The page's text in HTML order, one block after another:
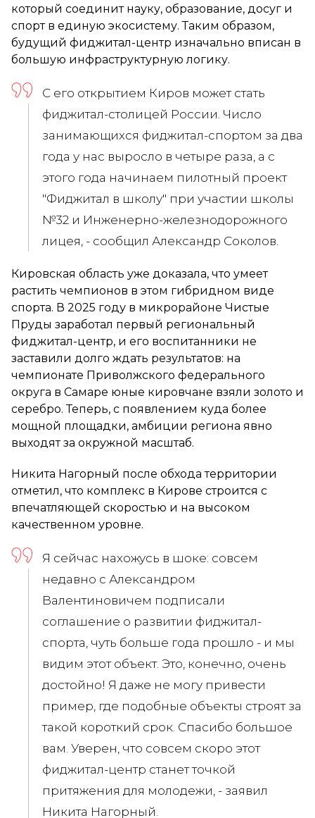
который соединит науку, образование, досуг и
спорт в единую экосистему. Таким образом,
будущий фиджитал-центр изначально вписан в
большую инфраструктурную логику.
С его открытием Киров может стать
фиджитал-столицей России. Число
занимающихся фиджитал-спортом за два
года у нас выросло в четыре раза, а с
этого года начинаем пилотный проект
"Фиджитал в школу" при участии школы
№32 и Инженерно-железнодорожного
лицея, - сообщил Александр Соколов.
Кировская область уже доказала, что умеет
растить чемпионов в этом гибридном виде
спорта. В 2025 году в микрорайоне Чистые
Пруды заработал первый региональный
фиджитал-центр, и его воспитанники не
заставили долго ждать результатов: на
чемпионате Приволжского федерального
округа в Самаре юные кировчане взяли золото и
серебро. Теперь, с появлением куда более
мощной площадки, амбиции региона явно
выходят за окружной масштаб.
Никита Нагорный после обхода территории
отметил, что комплекс в Кирове строится с
впечатляющей скоростью и на высоком
качественном уровне.
Я сейчас нахожусь в шоке: совсем
недавно с Александром
Валентиновичем подписали
соглашение о развитии фиджитал-
спорта, чуть больше года прошло - и мы
видим этот объект. Это, конечно, очень
достойно! Я даже не могу привести
пример, где подобные объекты строят за
такой короткий срок. Спасибо большое
вам. Уверен, что совсем скоро этот
фиджитал-центр станет точкой
притяжения для молодежи, - заявил
Никита Нагорный